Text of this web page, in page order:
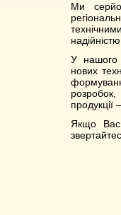
Ми
У нашого
нових
розробок,
продукції
Якщо Вас